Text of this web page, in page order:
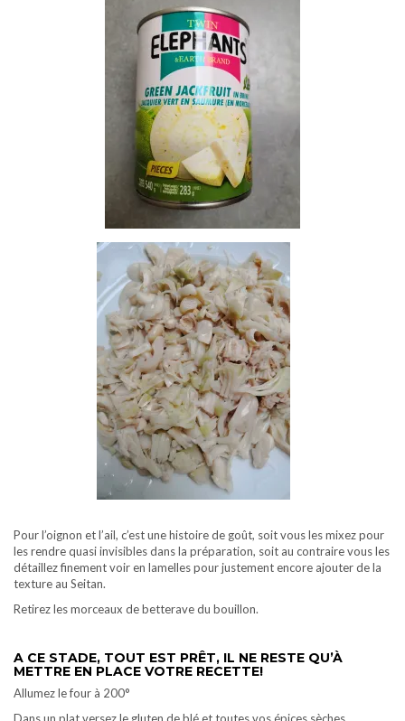
Pour l’oignon et l’ail, c’est une histoire de goût, soit vous les mixez pour
les rendre quasi invisibles dans la préparation, soit au contraire vous les
détaillez finement voir en lamelles pour justement encore ajouter de la
texture au Seitan.
Retirez les morceaux de betterave du bouillon.
A CE STADE, TOUT EST PRÊT, IL NE RESTE QU’À
METTRE EN PLACE VOTRE RECETTE!
Allumez le four à 200°